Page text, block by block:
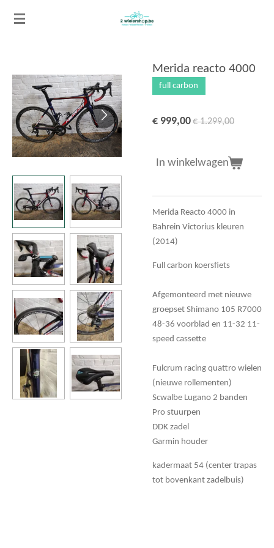
Ga
direct
Merida reacto 4000
full carbon
€ 999,00€ 1.299,00
In winkelwagen
Merida Reacto 4000 in
Bahrein Victorius kleuren
(2014)
Full carbon koersfiets
Afgemonteerd met nieuwe
groepset Shimano 105 R7000
48-36 voorblad en 11-32 11-
speed cassette
Fulcrum racing quattro wielen
(nieuwe rollementen)
Scwalbe Lugano 2 banden
Pro stuurpen
DDK zadel
Garmin houder
kadermaat 54 (center trapas
tot bovenkant zadelbuis)